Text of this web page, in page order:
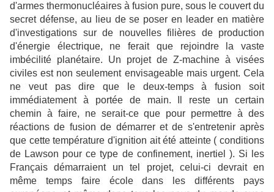
d'armes thermonucléaires à fusion pure, sous le couvert du
secret défense, au lieu de se poser en leader en matière
d'investigations sur de nouvelles filières de production
d'énergie électrique, ne ferait que rejoindre la vaste
imbécilité planétaire. Un projet de Z-machine à visées
civiles est non seulement envisageable mais urgent. Cela
ne veut pas dire que le deux-temps à fusion soit
immédiatement à portée de main. Il reste un certain
chemin à faire, ne serait-ce que pour permettre à des
réactions de fusion de démarrer et de s'entretenir après
que cette température d'ignition ait été atteinte ( conditions
de Lawson pour ce type de confinement, inertiel ). Si les
Français démarraient un tel projet, celui-ci devrait en
même temps faire école dans les différents pays